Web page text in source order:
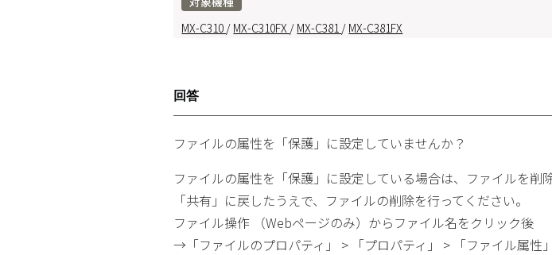
MX-C310 / MX-C310FX / MX-C381 / MX-C381FX
回答
ファイルの属性を「保護」に設定していませんか？
ファイルの属性を「保護」に設定している場合は、ファイルを
「共有」に戻したうえで、ファイルの削除を行ってください。
ファイル操作 （Webページのみ）からファイル名をクリック後
→「ファイルのプロパティ」 > 「プロパティ」 > 「ファイル属性」